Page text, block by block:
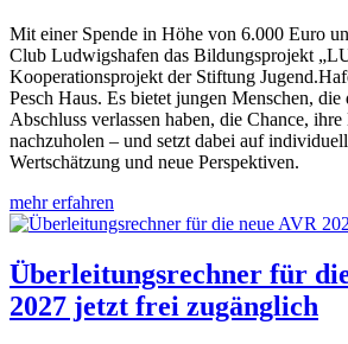
Mit einer Spende in Höhe von 6.000 Euro
Club Ludwigshafen das Bildungsprojekt
Kooperationsprojekt der Stiftung
Pesch Haus. Es bietet jungen Menschen, die
Abschluss verlassen haben, die Chance,
nachzuholen – und setzt dabei auf
Wertschätzung und neue Perspektiven.
mehr erfahren
Überleitungsrechner für
2027 jetzt frei zugänglich